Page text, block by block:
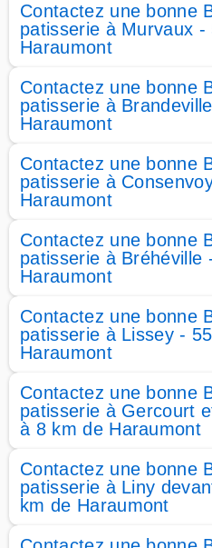
Contactez une bonne
patisserie à Murvaux
Haraumont
Contactez une bonne
patisserie à
Haraumont
Contactez une bonne
patisserie à
Haraumont
Contactez une bonne
patisserie à Bréhéville
Haraumont
Contactez une bonne
patisserie à Lissey -
Haraumont
Contactez une bonne
patisserie à Gercourt
à 8 km de Haraumont
Contactez une bonne
patisserie à Liny
km de Haraumont